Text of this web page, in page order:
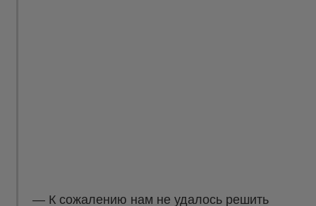
— К сожалению нам не удалось решить